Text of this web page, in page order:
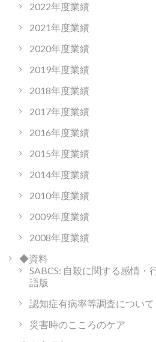
2022年度業績
2021年度業績
2020年度業績
2019年度業績
2018年度業績
2017年度業績
2016年度業績
2015年度業績
2014年度業績
2010年度業績
2009年度業績
2008年度業績
◆資料
SABCS: 自殺に関する感情・
語版
認知症有病率等調査について
災害時のこころのケア